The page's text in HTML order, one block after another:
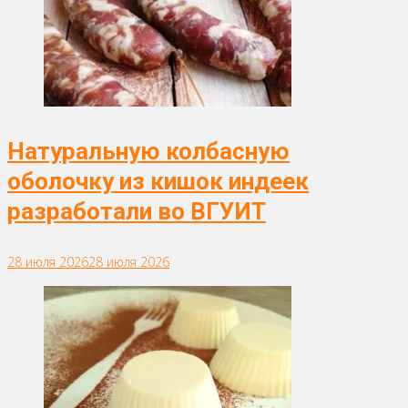
Натуральную колбасную
оболочку из кишок индеек
разработали во ВГУИТ
28 июля 202628 июля 2026